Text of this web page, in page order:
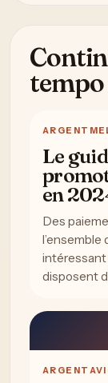
tempo
ARGENT
Le
en
Des
l’ensemble
intéressant
disposent
ARGENT